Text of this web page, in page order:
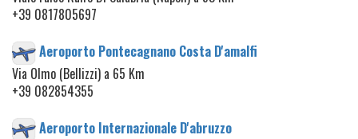
+39 0817805697
Aeroporto Pontecagnano Costa D'amalfi
Via Olmo (Bellizzi) a 65 Km
+39 082854355
Aeroporto Internazionale D'abruzzo